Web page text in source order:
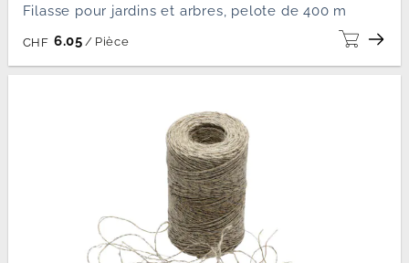
Filasse pour jardins et arbres, pelote de 400 m
CHF 6.05 / Pièce